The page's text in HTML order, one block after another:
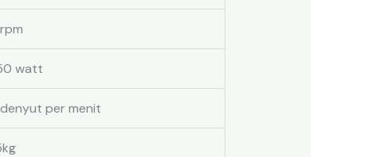
watt
per menit